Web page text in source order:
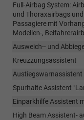
Full-Airbag System:
und Thoraxairbags
Passagiere mit
Modellen-,
Ausweich-- und
Kreuzzungsassistent
Austiegswarnassistent
Spurhalte Assistent
Einparkhilfe Assistent
High Beam Assistent-